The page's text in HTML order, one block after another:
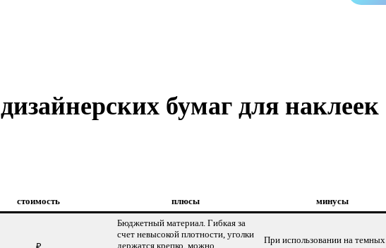
дизайнерских бумагдля наклеек
стоимость плюсы минусы
Бюджетный материал. Гибкая за
счет невысокой плотности, уголки
держатся крепко, можно
При использовании на темных